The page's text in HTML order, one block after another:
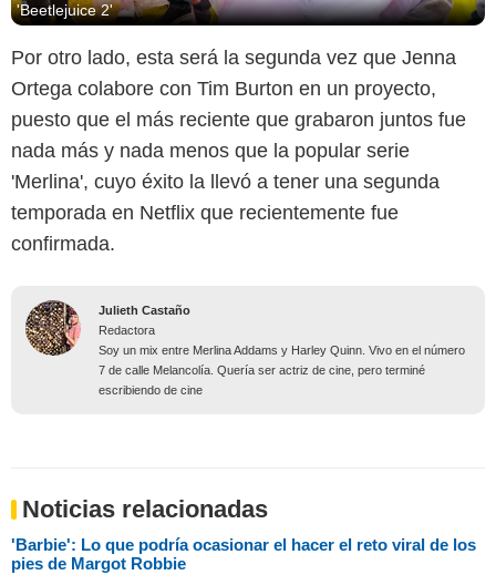
'Beetlejuice 2'
Por otro lado, esta será la segunda vez que Jenna
Ortega colabore con Tim Burton en un proyecto,
puesto que el más reciente que grabaron juntos fue
nada más y nada menos que la popular serie
'Merlina', cuyo éxito la llevó a tener una segunda
temporada en Netflix que recientemente fue
confirmada.
Julieth Castaño
Redactora
Soy un mix entre Merlina Addams y Harley Quinn. Vivo en el número
7 de calle Melancolía. Quería ser actriz de cine, pero terminé
escribiendo de cine
Noticias relacionadas
'Barbie': Lo que podría ocasionar el hacer el reto viral de los
pies de Margot Robbie